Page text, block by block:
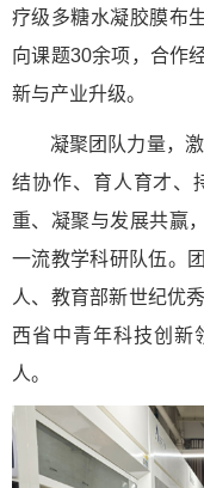
疗级多糖水凝胶膜布
向课题30余项，合作
新与产业升级。
凝聚团队力量，
结协作、育人育才、
重、凝聚与发展共赢
一流教学科研队伍。
人、教育部新世纪优
西省中青年科技创新
人。